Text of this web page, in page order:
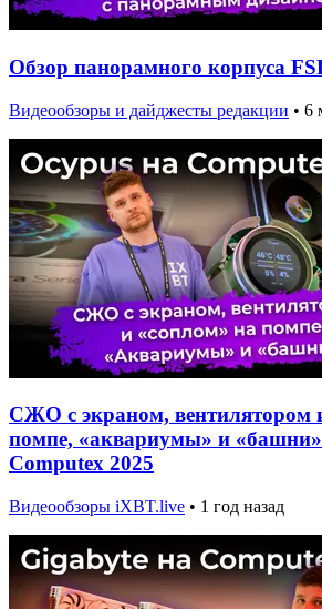
Обзор панорамного корпуса
Видеообзоры и дайджесты редакции • 6
СЖО с экраном, вентилятором
помпе, «аквариумы» и
Computex 2025
Видеообзоры iXBT.live • 1 год назад